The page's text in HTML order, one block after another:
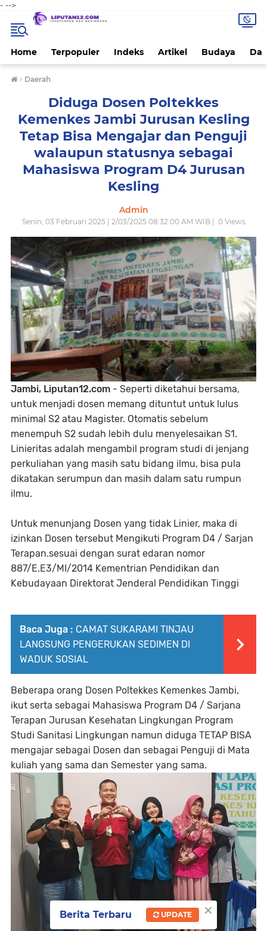
- -->
Home Terpopuler Indeks Artikel Budaya
› Daerah
Diduga Dosen Poltekkes
Kemenkes Jambi Jurusan Kesling
Tetap Bisa Mengajar dan Penguji
walaupun statusnya sebagai
Mahasiswa Program D4 Jurusan
Kesling
Admin
Senin, 03 Februari 2025 | 2/03/2025 08:32:00 AM WIB | 0Views
Jambi, Liputan12.com - Seperti diketahui bersama,
untuk menjadi dosen memang dituntut untuk lulus
minimal S2 atau Magister. Otomatis sebelum
menempuh S2 sudah lebih dulu menyelesaikan S1.
Linieritas adalah mengambil program studi di jenjang
perkuliahan yang masih satu bidang ilmu, bisa pula
dikatakan serumpun dan masih dalam satu rumpun
ilmu.
Untuk menunjang Dosen yang tidak Linier, maka di
izinkan Dosen tersebut Mengikuti Program D4 / Sarjan
Terapan.sesuai dengan surat edaran nomor
887/E.E3/MI/2014 Kementrian Pendidikan dan
Kebudayaan Direktorat Jenderal Pendidikan Tinggi
Baca Juga : CAMAT SUKARAMI TINJAU
LANGSUNG PENGERUKAN SEDIMEN DI
WADUK SOSIAL
Beberapa orang Dosen Poltekkes Kemenkes Jambi,
ikut serta sebagai Mahasiswa Program D4 / Sarjana
Terapan Jurusan Kesehatan Lingkungan Program
Studi Sanitasi Lingkungan namun diduga TETAP BISA
mengajar sebagai Dosen dan sebagai Penguji di Mata
kuliah yang sama dan Semester yang sama.
×
Berita Terbaru UPDATE